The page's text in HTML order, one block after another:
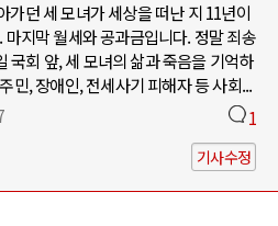
가던 세 모녀가 세상을 떠난 지 11년이
지막 월세와 공과금입니다. 정말 죄송
국회 앞, 세 모녀의 삶과 죽음을 기억하
민, 장애인, 전세사기 피해자 등 사회...
1
기사수정